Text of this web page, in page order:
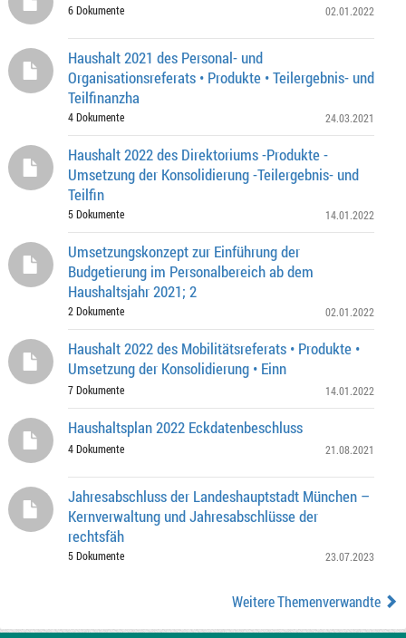
6 Dokumente 02.01.2022
Haushalt 2021 des Personal- und
Organisationsreferats • Produkte • Teilergebnis- und
Teilfinanzha
4 Dokumente 24.03.2021
Haushalt 2022 des Direktoriums -Produkte -
Umsetzung der Konsolidierung -Teilergebnis- und
Teilfin
5 Dokumente 14.01.2022
Umsetzungskonzept zur Einführung der
Budgetierung im Personalbereich ab dem
Haushaltsjahr 2021; 2
2 Dokumente 02.01.2022
Haushalt 2022 des Mobilitätsreferats • Produkte •
Umsetzung der Konsolidierung • Einn
7 Dokumente 14.01.2022
Haushaltsplan 2022 Eckdatenbeschluss
4 Dokumente 21.08.2021
Jahresabschluss der Landeshauptstadt München –
Kernverwaltung und Jahresabschlüsse der
rechtsfäh
5 Dokumente 23.07.2023
Weitere Themenverwandte